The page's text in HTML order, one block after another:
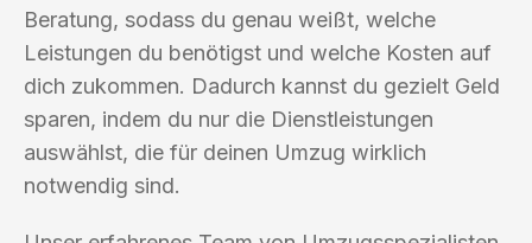
Beratung, sodass du genau weißt, welche
Leistungen du benötigst und welche Kosten auf
dich zukommen. Dadurch kannst du gezielt Geld
sparen, indem du nur die Dienstleistungen
auswählst, die für deinen Umzug wirklich
notwendig sind.